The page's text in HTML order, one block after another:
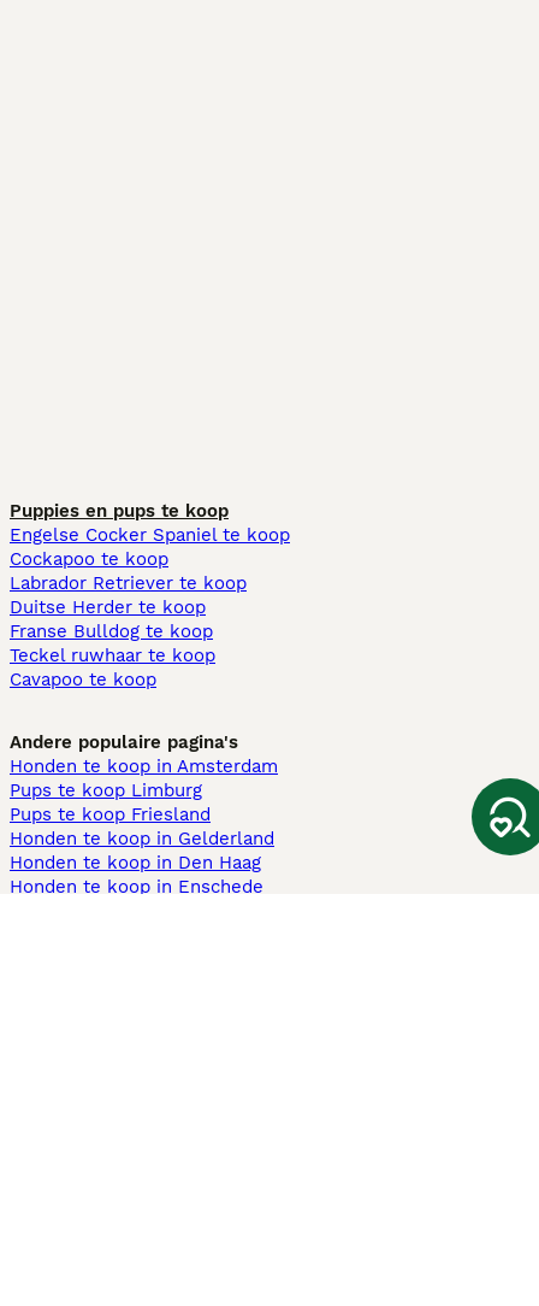
Puppies en pups te koop
Engelse Cocker Spaniel te koop
Cockapoo te koop
Labrador Retriever te koop
Duitse Herder te koop
Franse Bulldog te koop
Teckel ruwhaar te koop
Cavapoo te koop
Andere populaire pagina's
Honden te koop in Amsterdam
Pups te koop Limburg​
Pups te koop Friesland​
Honden te koop in Gelderland
Honden te koop in Den Haag
Honden te koop in Enschede